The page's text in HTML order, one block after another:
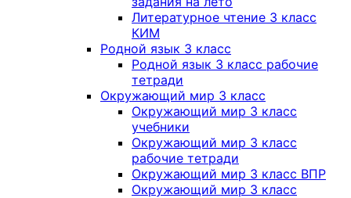
Литературное чтение 3 класс
КИМ
Родной язык 3 класс
Родной язык 3 класс рабочие
тетради
Окружающий мир 3 класс
Окружающий мир 3 класс
учебники
Окружающий мир 3 класс
рабочие тетради
Окружающий мир 3 класс ВПР
Окружающий мир 3 класс